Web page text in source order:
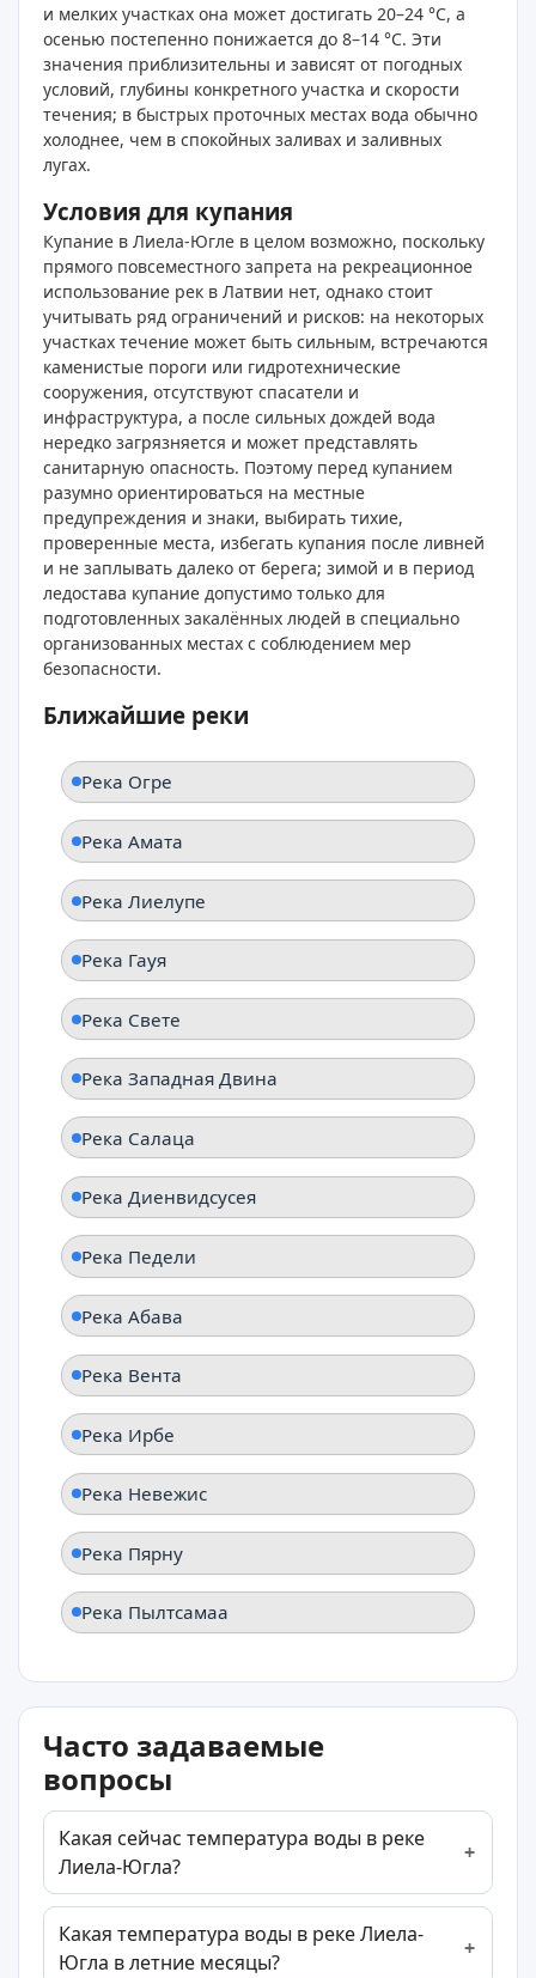
и мелких участках она может достигать 20–24 °C, а
осенью постепенно понижается до 8–14 °C. Эти
значения приблизительны и зависят от погодных
условий, глубины конкретного участка и скорости
течения; в быстрых проточных местах вода обычно
холоднее, чем в спокойных заливах и заливных
лугах.
Условия для купания
Купание в Лиела-Югле в целом возможно, поскольку
прямого повсеместного запрета на рекреационное
использование рек в Латвии нет, однако стоит
учитывать ряд ограничений и рисков: на некоторых
участках течение может быть сильным, встречаются
каменистые пороги или гидротехнические
сооружения, отсутствуют спасатели и
инфраструктура, а после сильных дождей вода
нередко загрязняется и может представлять
санитарную опасность. Поэтому перед купанием
разумно ориентироваться на местные
предупреждения и знаки, выбирать тихие,
проверенные места, избегать купания после ливней
и не заплывать далеко от берега; зимой и в период
ледостава купание допустимо только для
подготовленных закалённых людей в специально
организованных местах с соблюдением мер
безопасности.
Ближайшие реки
Река Огре
Река Амата
Река Лиелупе
Река Гауя
Река Свете
Река Западная Двина
Река Салаца
Река Диенвидсусея
Река Педели
Река Абава
Река Вента
Река Ирбе
Река Невежис
Река Пярну
Река Пылтсамаа
Часто задаваемые
вопросы
Какая сейчас температура воды в реке
Лиела-Югла?
Какая температура воды в реке Лиела-
Югла в летние месяцы?